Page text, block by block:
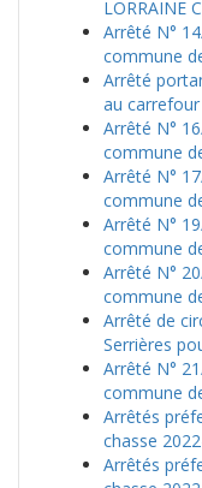
LORRAINE
Arrêté N°
commune
Arrêté
au carrefour
Arrêté N°
commune
Arrêté N°
commune
Arrêté N°
commune
Arrêté N°
commune
Arrêté de
Serrières
Arrêté N°
commune
Arrêtés
chasse
Arrêtés